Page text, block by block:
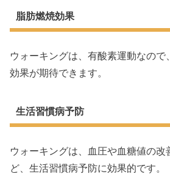
脂肪燃焼効果
ウォーキングは、有酸素運動なので
効果が期待できます。
生活習慣病予防
ウォーキングは、血圧や血糖値の改
ど、生活習慣病予防に効果的です。